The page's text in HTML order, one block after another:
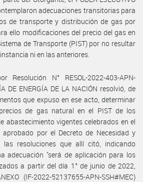
adecuaciones transitorias para
de transporte y distribución de gas por
ello modificaciones del precio del gas en
de Transporte (PIST) por no resultar
ni en las anteriores.
Resolución N° RESOL-2022-403-APN-
DE ENERGÍA DE LA NACIÓN resolvió, de
que expuso en ese acto, determinar
de gas natural en el PIST de los
abastecimiento vigentes celebrados en el
por el Decreto de Necesidad y
resoluciones que allí citó, indicando
adecuación "será de aplicación para los
a partir del día 1° de junio de 2022,
(IF-2022-52137655-APN-SSH#MEC)